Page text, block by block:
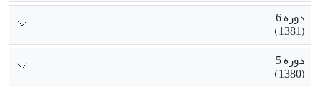
دوره 6
(1381)
دوره 5
(1380)